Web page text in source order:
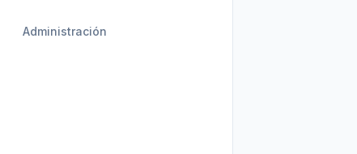
Administración